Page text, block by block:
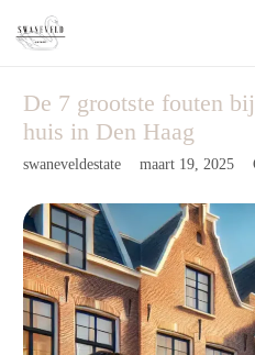
De 7 grootste fouten
huis in Den Haag
swaneveldestate maart 19, 2025